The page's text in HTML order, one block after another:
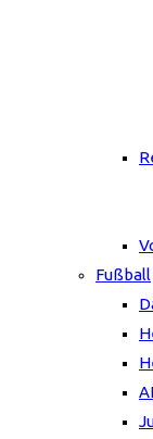
Fußball